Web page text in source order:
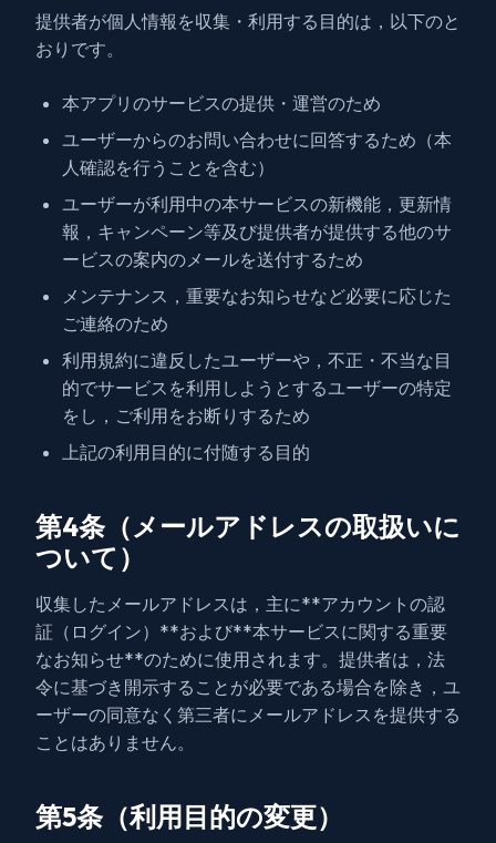
提供者が個人情報を収集・利用する目的は，以下のと
おりです。
本アプリのサービスの提供・運営のため
ユーザーからのお問い合わせに回答するため（本
人確認を行うことを含む）
ユーザーが利用中の本サービスの新機能，更新情
報，キャンペーン等及び提供者が提供する他のサ
ービスの案内のメールを送付するため
メンテナンス，重要なお知らせなど必要に応じた
ご連絡のため
利用規約に違反したユーザーや，不正・不当な目
的でサービスを利用しようとするユーザーの特定
をし，ご利用をお断りするため
上記の利用目的に付随する目的
第4条（メールアドレスの取扱いに
ついて）
収集したメールアドレスは，主に**アカウントの認
証（ログイン）**および**本サービスに関する重要
なお知らせ**のために使用されます。提供者は，法
令に基づき開示することが必要である場合を除き，ユ
ーザーの同意なく第三者にメールアドレスを提供する
ことはありません。
第5条（利用目的の変更）